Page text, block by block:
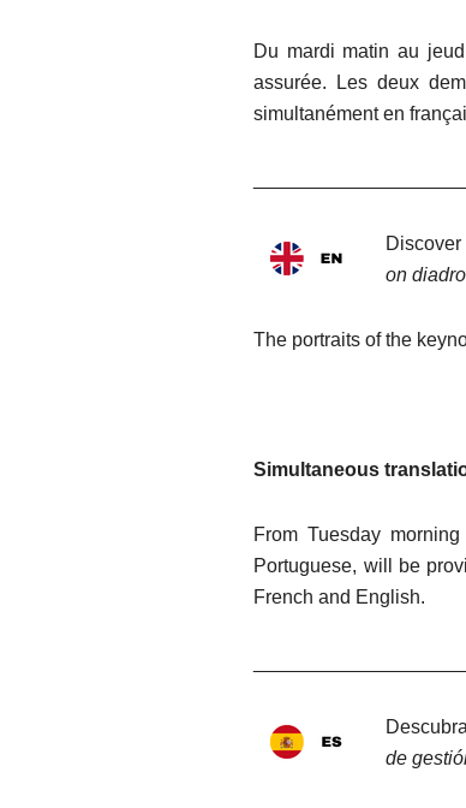
Du mardi matin au
assurée. Les deux
simultanément en
on
The portraits of the
Simultaneous
From Tuesday
Portuguese, will be
French and English.
de